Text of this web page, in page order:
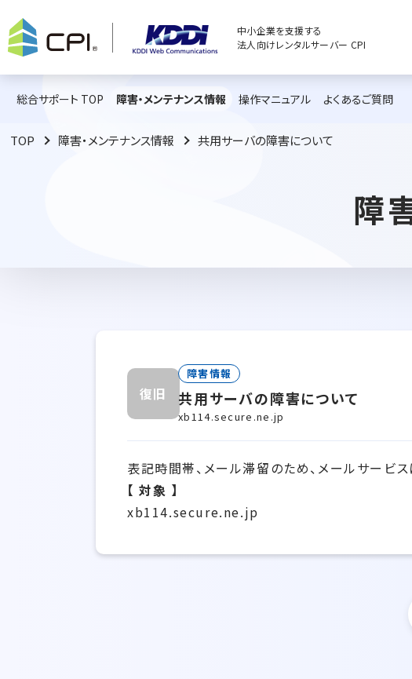
中小企業を支援する
法人向けレンタルサーバー CPI
総合サポート TOP 障害・メンテナンス情報 操作マニュアル よくあるご質問
TOP 障害・メンテナンス情報 共用サーバの障害について
障
復旧
障害情報
共用サーバの障害について
xb114.secure.ne.jp
表記時間帯、メール滞留のため、メールサービ
【 対象 】
xb114.secure.ne.jp